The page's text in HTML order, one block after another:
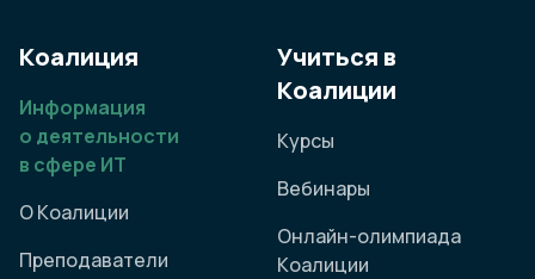
Коалиция
Информация
о деятельности
в сфере ИТ
О Коалиции
Преподаватели
Учиться в
Коалиции
Курсы
Вебинары
Онлайн-олимпиада
Коалиции